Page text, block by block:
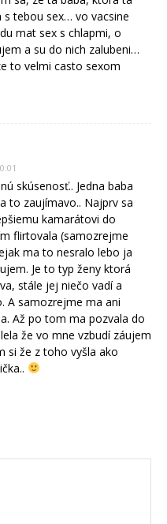
s tebou sex… vo vacsine
mat sex s chlapmi, o
a su do nich zalubeni…
to velmi casto sexom
skúsenosť.. Jedna baba
to zaujímavo.. Najprv sa
kamarátovi do
flirtovala (samozrejme
ma to nesralo lebo ja
Je to typ ženy ktorá
stále jej niečo vadí a
A samozrejme ma ani
Až po tom ma pozvala do
že vo mne vzbudí záujem
si že z toho vyšla ako